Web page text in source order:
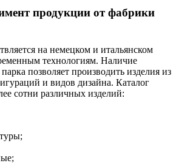
продукции от фабрики
на немецком и итальянском
технологиям. Наличие
позволяет производить изделия из
и видов дизайна. Каталог
сотни различных изделий: